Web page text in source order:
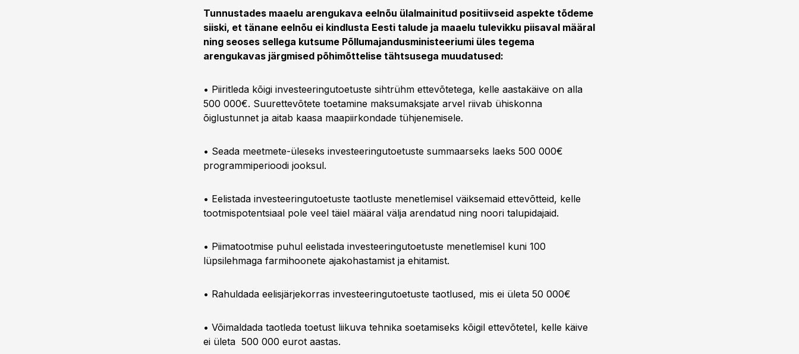
Tunnustades maaelu arengukava eelnõu ülalmainitud positiivseid aspekte tõdeme
siiski, et tänane eelnõu ei kindlusta Eesti talude ja maaelu tulevikku piisaval määral
ning seoses sellega kutsume Põllumajandusministeeriumi üles tegema
arengukavas järgmised põhimõttelise tähtsusega muudatused:
• Piiritleda kõigi investeeringutoetuste sihtrühm ettevõtetega, kelle aastakäive on alla
500 000€. Suurettevõtete toetamine maksumaksjate arvel riivab ühiskonna
õiglustunnet ja aitab kaasa maapiirkondade tühjenemisele.
• Seada meetmete-üleseks investeeringutoetuste summaarseks laeks 500 000€
programmiperioodi jooksul.
• Eelistada investeeringutoetuste taotluste menetlemisel väiksemaid ettevõtteid, kelle
tootmispotentsiaal pole veel täiel määral välja arendatud ning noori talupidajaid.
• Piimatootmise puhul eelistada investeeringutoetuste menetlemisel kuni 100
lüpsilehmaga farmihoonete ajakohastamist ja ehitamist.
• Rahuldada eelisjärjekorras investeeringutoetuste taotlused, mis ei ületa 50 000€
• Võimaldada taotleda toetust liikuva tehnika soetamiseks kõigil ettevõtetel, kelle käive
ei ületa 500 000 eurot aastas.